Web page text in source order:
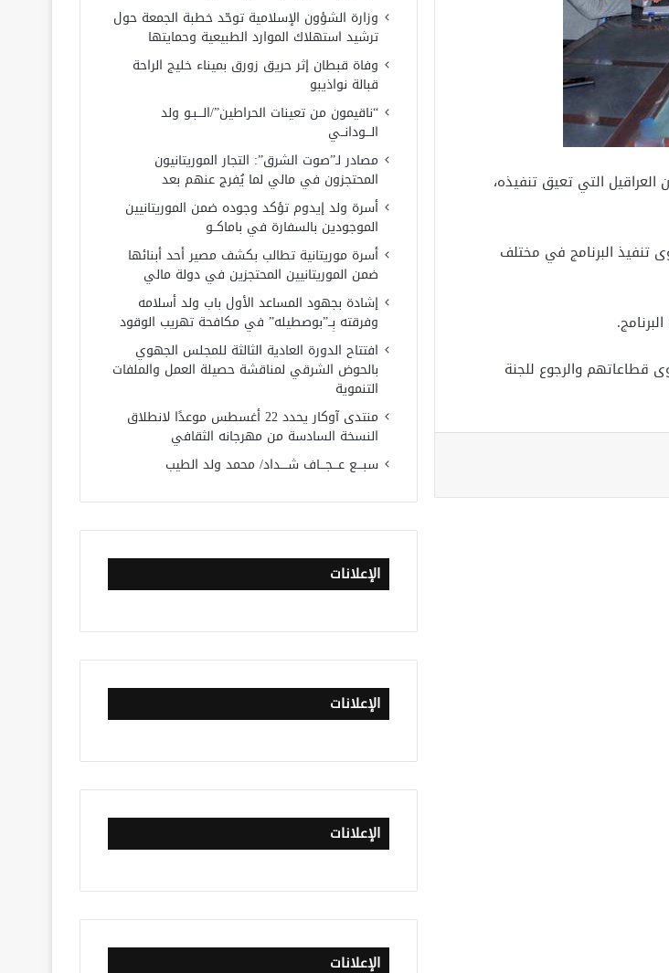
العراقيل التي تعيق تنفيذه،
تنفيذ البرنامج في مختلف
قطاعاتهم والرجوع للجنة
وزارة الشؤون الإسلامية توحّد خطبة الجمعة حول
ترشيد استهلاك الموارد الطبيعية وحمايتها
وفاة قبطان إثر حريق زورق بميناء خليج الراحة
قبالة نواذيبو
“ناقيمون من تعينات الحراطين”/الـــبـو ولد
الـــودانــي
مصادر لـ”صوت الشرق”: التجار الموريتانيون
المحتجزون في مالي لما يُفرج عنهم بعد
أسرة ولد إيدوم تؤكد وجوده ضمن الموريتانيين
الموجودين بالسفارة في باماكــو
أسرة موريتانية تطالب بكشف مصير أحد أبنائها
ضمن الموريتانيين المحتجزين في دولة مالي
إشادة بجهود المساعد الأول باب ولد أسلامه
وفرقته بِــ”بوصطيله” في مكافحة تهريب الوقود
افتتاح الدورة العادية الثالثة للمجلس الجهوي
بالحوض الشرقي لمناقشة حصيلة العمل والملفات
التنموية
منتدى آوكار يحدد 22 أغسطس موعدًا لانطلاق
النسخة السادسة من مهرجانه الثقافي
سبـــع عـــجـــاف شــــداد/ محمد ولد الطيب
الإعلانات
الإعلانات
الإعلانات
الإعلانات